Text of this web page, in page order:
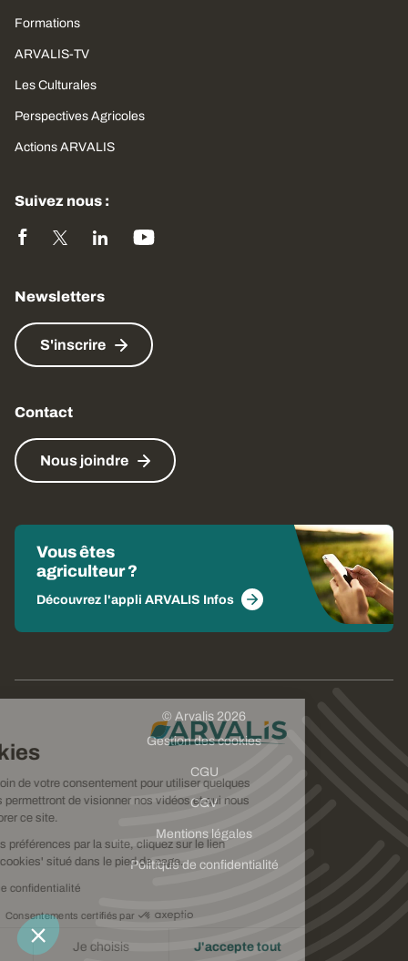
vos cookies
Nous avons besoin de votre consentement pour utiliser quelques
cookies qui vous permettront de visionner nos vidéos et qui nous
aideront à améliorer ce site.
Pour modifier vos préférences par la suite, cliquez sur le lien
'Préférences de cookies' situé dans le pied de page.
Lire la politique de confidentialité
Consentements certifiés par
Je refuse Je choisis
Formations
ARVALIS-TV
Les Culturales
Perspectives Agricoles
Actions ARVALIS
Suivez nous :
Newsletters
S'inscrire
Contact
Nous joindre
Vous êtes
agriculteur ?
Découvrez l'appli ARVALIS Infos
© Arvalis 2026
Gestion des cookies
CGU
CGV
Mentions légales
Politique de confidentialité